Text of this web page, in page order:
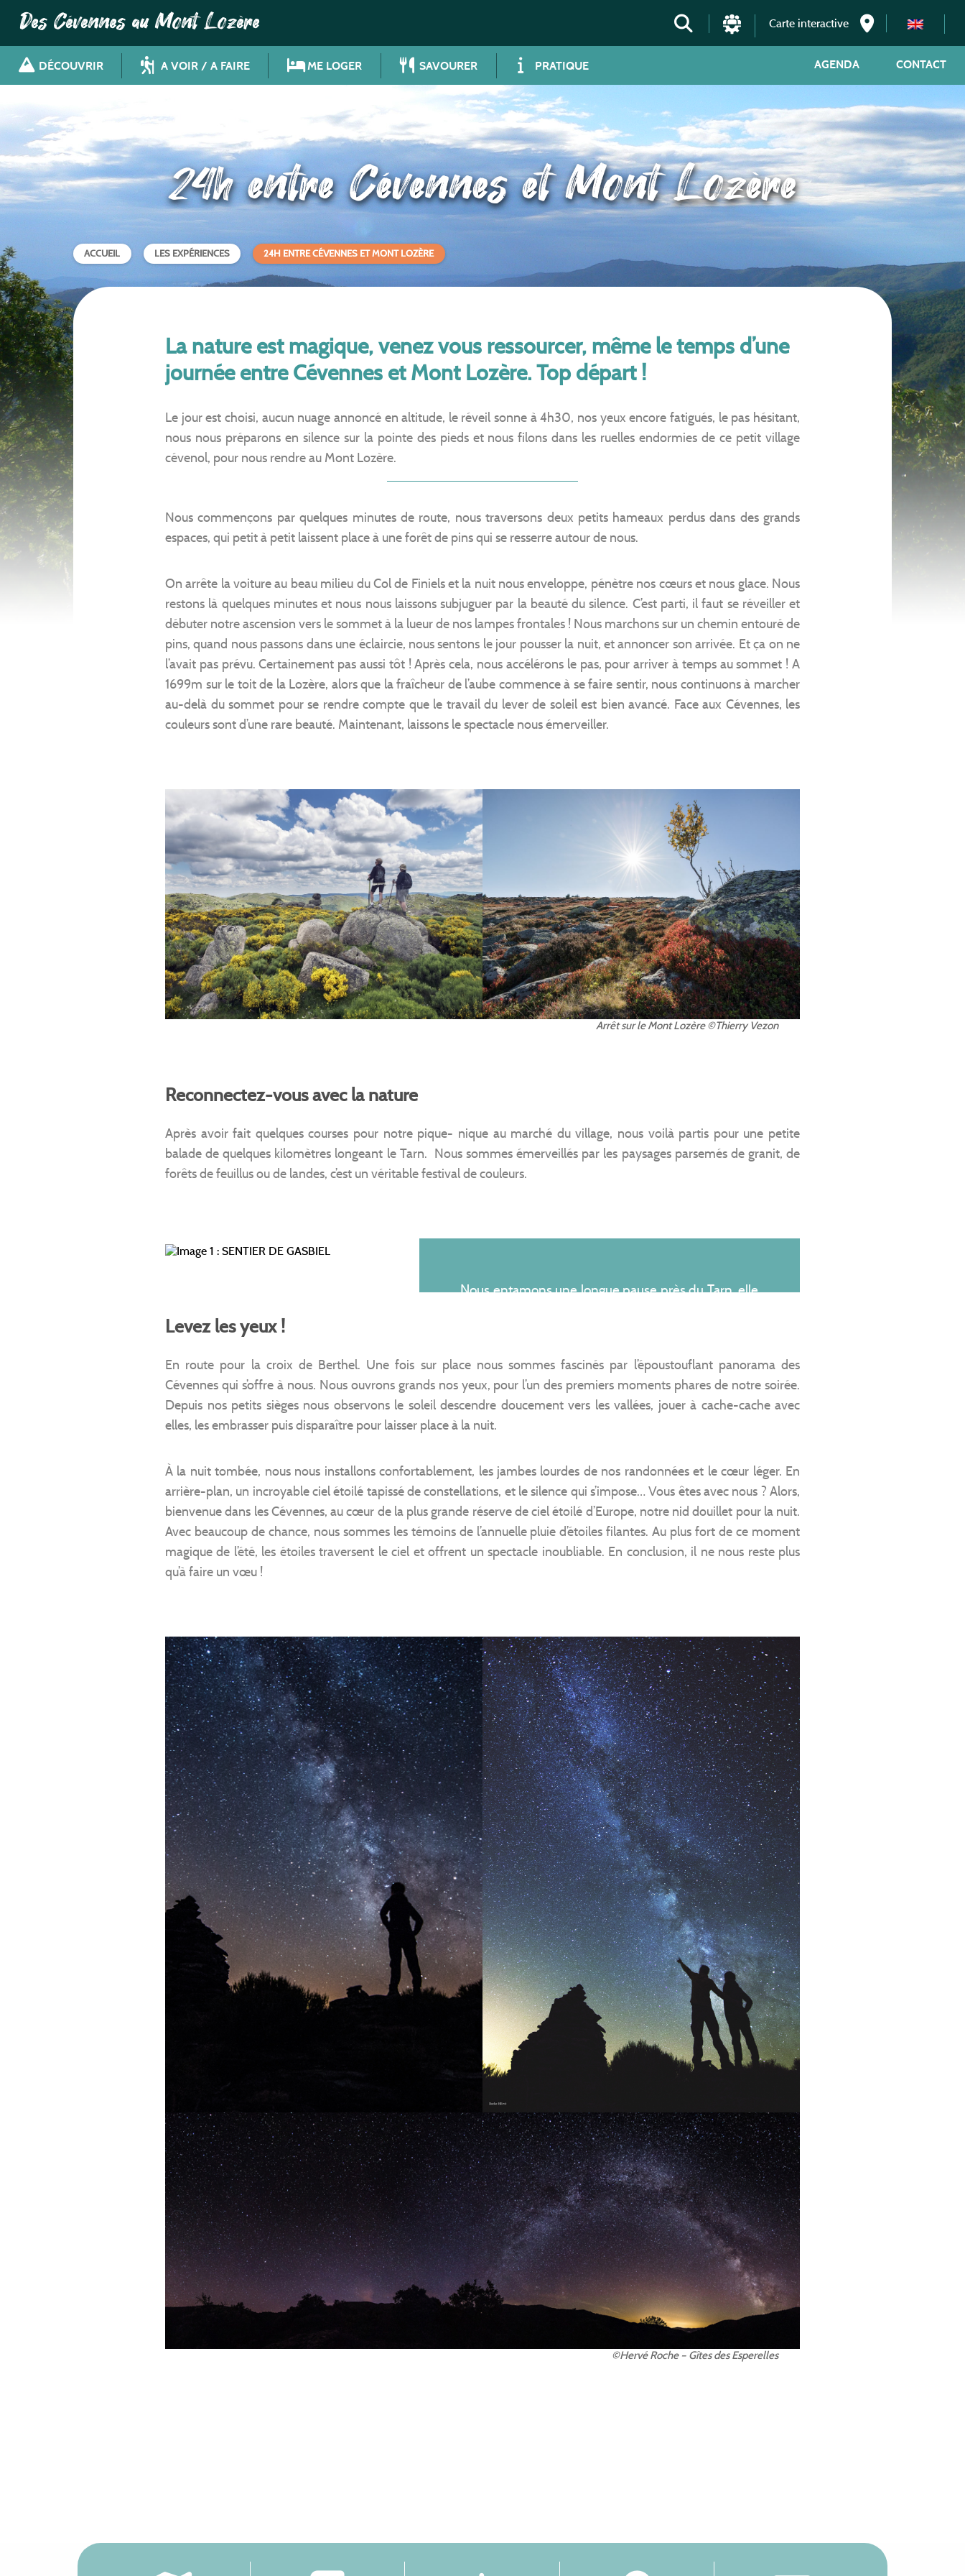
Des Cévennes au Mont Lozère Carte interactive
DÉCOUVRIR A VOIR / A FAIRE ME LOGER SAVOURER PRATIQUE CONTACT
AGENDA
24h entre Cévennes et Mont Lozère
ACCUEIL LES EXPÉRIENCES 24H ENTRE CÉVENNES ET MONT LOZÈRE
La nature est magique, venez vous ressourcer, même le temps d’une
journée entre Cévennes et Mont Lozère. Top départ !
Le jour est choisi, aucun nuage annoncé en altitude, le réveil sonne à 4h30, nos yeux encore fatigués, le pas hésitant,
nous nous préparons en silence sur la pointe des pieds et nous filons dans les ruelles endormies de ce petit village
cévenol, pour nous rendre au Mont Lozère.
Nous commençons par quelques minutes de route, nous traversons deux petits hameaux perdus dans des grands
espaces, qui petit à petit laissent place à une forêt de pins qui se resserre autour de nous.
On arrête la voiture au beau milieu du Col de Finiels et la nuit nous enveloppe, pénètre nos cœurs et nous glace. Nous
restons là quelques minutes et nous nous laissons subjuguer par la beauté du silence. C’est parti, il faut se réveiller et
débuter notre ascension vers le sommet à la lueur de nos lampes frontales ! Nous marchons sur un chemin entouré de
pins, quand nous passons dans une éclaircie, nous sentons le jour pousser la nuit, et annoncer son arrivée. Et ça on ne
l’avait pas prévu. Certainement pas aussi tôt ! Après cela, nous accélérons le pas, pour arriver à temps au sommet ! A
1699m sur le toit de la Lozère, alors que la fraîcheur de l’aube commence à se faire sentir, nous continuons à marcher
au-delà du sommet pour se rendre compte que le travail du lever de soleil est bien avancé. Face aux Cévennes, les
couleurs sont d’une rare beauté. Maintenant, laissons le spectacle nous émerveiller.
Arrêt sur le Mont Lozère ©Thierry Vezon
Reconnectez-vous avec la nature
Après avoir fait quelques courses pour notre pique- nique au marché du village, nous voilà partis pour une petite
balade de quelques kilomètres longeant le Tarn. Nous sommes émerveillés par les paysages parsemés de granit, de
forêts de feuillus ou de landes, c’est un véritable festival de couleurs.
Nous entamons une longue pause près du Tarn, elle
se baigner dans l’eau fraîche du Tarn. Celui-ci prend
sa source à quelques kilomètres en amont. Et pour
les plus courageux, un chemin remonte jusqu’aux
sources du Tarn. Nous avons entendu parler de
Levez les yeux !
En route pour la croix de Berthel. Une fois sur place nous sommes fascinés par l’époustouflant panorama des
Cévennes qui s’offre à nous. Nous ouvrons grands nos yeux, pour l’un des premiers moments phares de notre soirée.
Depuis nos petits sièges nous observons le soleil descendre doucement vers les vallées, jouer à cache-cache avec
elles, les embrasser puis disparaître pour laisser place à la nuit.
À la nuit tombée, nous nous installons confortablement, les jambes lourdes de nos randonnées et le cœur léger. En
arrière-plan, un incroyable ciel étoilé tapissé de constellations, et le silence qui s’impose… Vous êtes avec nous ? Alors,
bienvenue dans les Cévennes, au cœur de la plus grande réserve de ciel étoilé d’Europe, notre nid douillet pour la nuit.
Avec beaucoup de chance, nous sommes les témoins de l’annuelle pluie d’étoiles filantes. Au plus fort de ce moment
magique de l’été, les étoiles traversent le ciel et offrent un spectacle inoubliable. En conclusion, il ne nous reste plus
qu’à faire un vœu !
©Hervé Roche – Gîtes des Esperelles